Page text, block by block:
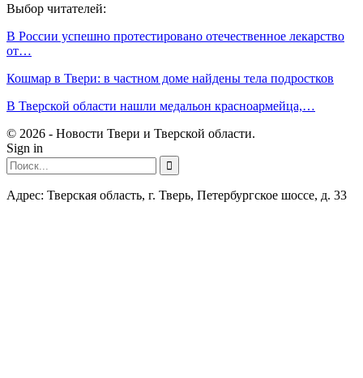
Выбор читателей:
В России успешно протестировано отечественное лекарство
от…
Кошмар в Твери: в частном доме найдены тела подростков
В Тверской области нашли медальон красноармейца,…
© 2026 - Новости Твери и Тверской области.
Sign in
Адрес: Тверская область, г. Тверь, Петербургское шоссе, д. 33